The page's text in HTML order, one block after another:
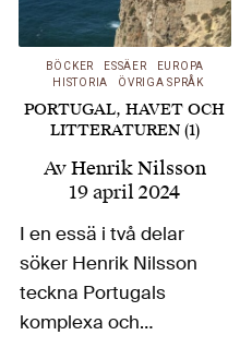
BÖCKER ESSÄER
EUROPA
HISTORIA
ÖVRIGA SPRÅK
PORTUGAL, HAVET OCH
LITTERATUREN (1)
AvHenrik Nilsson
19 april 2024
I en essä i två delar
söker Henrik Nilsson
teckna Portugals
komplexa och